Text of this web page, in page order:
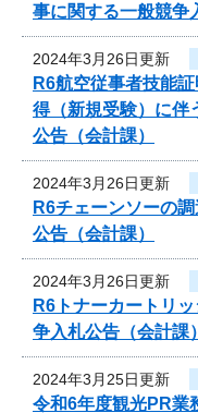
事に関する一般競争
2024年3月26日更新
R6航空従事者技能
得（新規受験）に伴
公告（会計課）
2024年3月26日更新
R6チェーンソーの
公告（会計課）
2024年3月26日更新
R6トナーカートリ
争入札公告（会計課）
2024年3月25日更新
令和6年度観光PR業